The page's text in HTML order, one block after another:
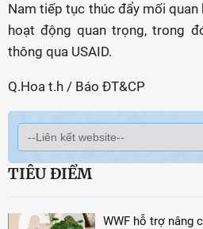
Nam tiếp tục thúc đẩy mối
hoạt động quan trọng, trong
thông qua USAID.
Q.Hoa t.h / Báo ĐT&CP
TIÊU ĐIỂM
WWF hỗ trợ nâng